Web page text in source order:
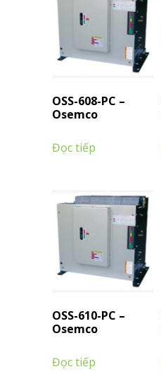
OSS-608-PC –
Osemco
Đọc tiếp
OSS-610-PC –
Osemco
Đọc tiếp